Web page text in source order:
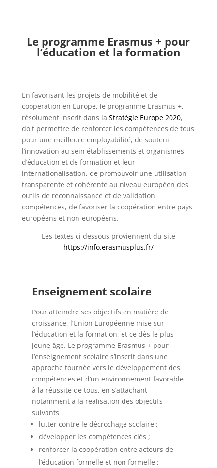
Le programme Erasmus + pour
l’éducation et la formation
En favorisant les projets de mobilité et de
coopération en Europe, le programme Erasmus +,
résolument inscrit dans la Stratégie Europe 2020,
doit permettre de renforcer les compétences de tous
pour une meilleure employabilité, de soutenir
l’innovation au sein établissements et organismes
d’éducation et de formation et leur
internationalisation, de promouvoir une utilisation
transparente et cohérente au niveau européen des
outils de reconnaissance et de validation
compétences, de favoriser la coopération entre pays
européens et non-européens.
Les textes ci dessous proviennent du site
https://info.erasmusplus.fr/
Enseignement scolaire
Pour atteindre ses objectifs en matière de
croissance, l’Union Européenne mise sur
l’éducation et la formation, et ce dès le plus
jeune âge. Le programme Erasmus + pour
l’enseignement scolaire s’inscrit dans une
approche tournée vers le développement des
compétences et d’un environnement favorable
à la réussite de tous, en s’attachant
notamment à la réalisation des objectifs
suivants :
lutter contre le décrochage scolaire ;
développer les compétences clés ;
renforcer la coopération entre acteurs de
l’éducation formelle et non formelle ;